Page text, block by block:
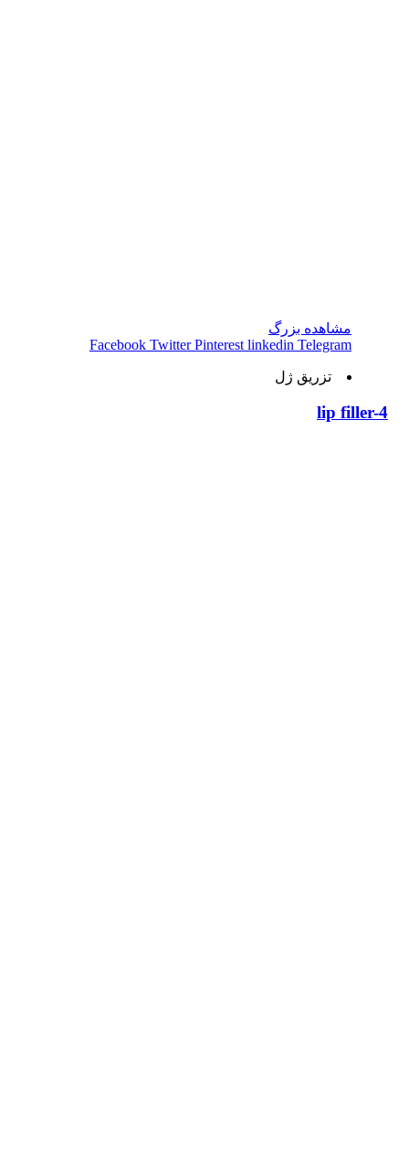
مشاهده بزرگ
Facebook Twitter Pinterest linkedin Telegram
تزریق ژل
lip filler-4